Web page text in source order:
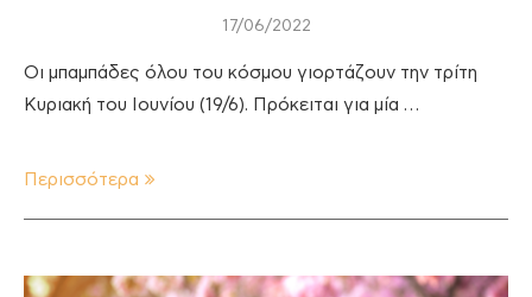
17/06/2022
Οι μπαμπάδες όλου του κόσμου γιορτάζουν την τρίτη
Κυριακή του Ιουνίου (19/6). Πρόκειται για μία …
Περισσότερα